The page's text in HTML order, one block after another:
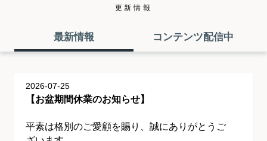
更新情報
最新情報 コンテンツ配信中
2026-07-25
【お盆期間休業のお知らせ】
平素は格別のご愛顧を賜り、誠にありがとうご